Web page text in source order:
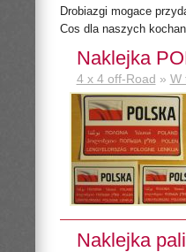
Drobiazgi mogace
Cos dla naszych
Naklejka
4 x 4 off-Road » W
Naklejka